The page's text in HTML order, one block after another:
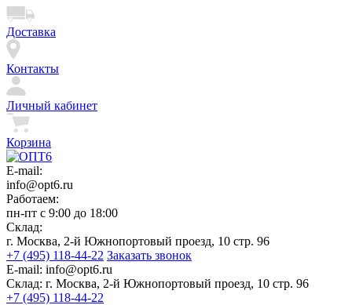
Доставка
Контакты
Личный кабинет
Корзина
E-mail:
info@opt6.ru
Работаем:
пн-пт с 9:00 до 18:00
Склад:
г. Москва, 2-й Южнопортовый проезд, 10 стр. 96
+7 (495) 118-44-22 Заказать звонок
E-mail: info@opt6.ru
Склад: г. Москва, 2-й Южнопортовый проезд, 10 стр. 96
+7 (495) 118-44-22